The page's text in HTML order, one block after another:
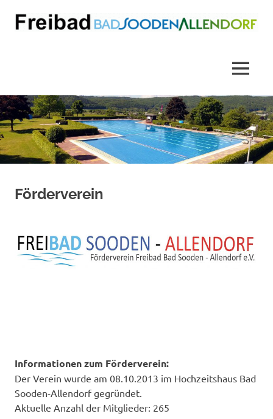
Inhalt
Sooden-
Allendorf
MENÜ
Förderverein
Informationen zum Förderverein:
Der Verein wurde am 08.10.2013 im Hochzeitshaus Bad
Sooden-Allendorf gegründet.
Aktuelle Anzahl der Mitglieder: 265